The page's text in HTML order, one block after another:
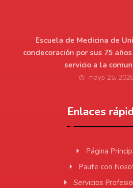
Escuela de Medicina de
condecoración por sus 75
servicio a la
mayo 25,
Enlaces
Página
Paute con
Servicios